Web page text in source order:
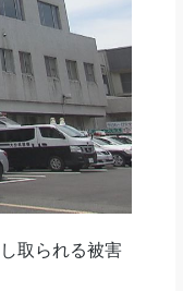
取られる被害